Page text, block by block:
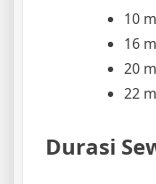
10
16
20
22
Durasi